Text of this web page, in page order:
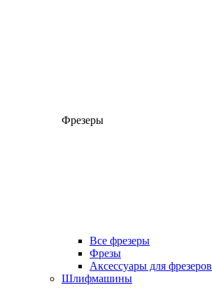
Фрезеры
Все фрезеры
Фрезы
Аксессуары для фрезеров
Шлифмашины